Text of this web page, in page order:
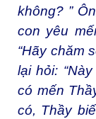
không? ”
con yêu
“Hãy chăm
lại hỏi:
có mến
có, Thầy